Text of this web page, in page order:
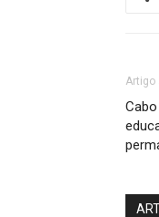
Artigo